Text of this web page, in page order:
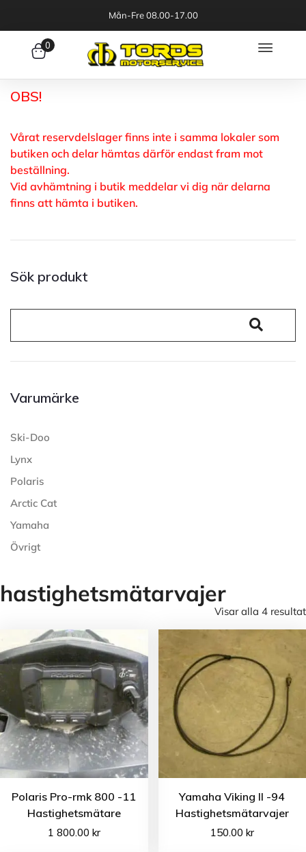
Mån-Fre 08.00-17.00
0
OBS!
Vårat reservdelslager finns inte i samma lokaler som
butiken och delar hämtas därför endast fram mot
beställning.
Vid avhämtning i butik meddelar vi dig när delarna
finns att hämta i butiken.
Sök produkt
Varumärke
Ski-Doo
Lynx
Polaris
Arctic Cat
Yamaha
Övrigt
hastighetsmätarvajer
Visar alla 4 resultat
Polaris Pro-rmk 800 -11
Hastighetsmätare
1 800.00 kr
Yamaha Viking II -94
Hastighetsmätarvajer
150.00 kr